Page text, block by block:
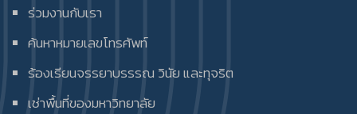
ร่วมงานกับเรา
ค้นหาหมายเลขโทรศัพท์
ร้องเรียนจรรยาบรรรณ วินัย และทุจริต
เช่าพื้นที่ของมหาวิทยาลัย